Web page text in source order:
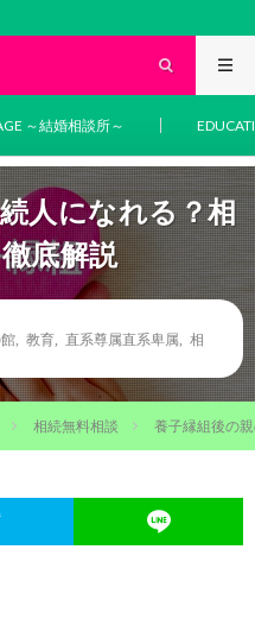
～結婚相談所～
人になれる？相
底解説
教育 直系尊属直系卑属
相
相続無料相談 養子縁組後の